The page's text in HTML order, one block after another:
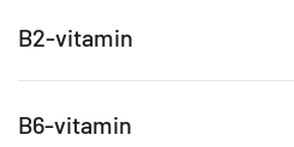
B2-vitamin
B6-vitamin